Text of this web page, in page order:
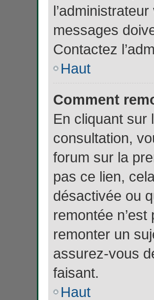
messages
Contactez
Haut
Comment
En cliquant sur
consultation,
forum sur la
pas ce lien,
désactivée ou
remontée
remonter un
assurez-vous
faisant.
Haut